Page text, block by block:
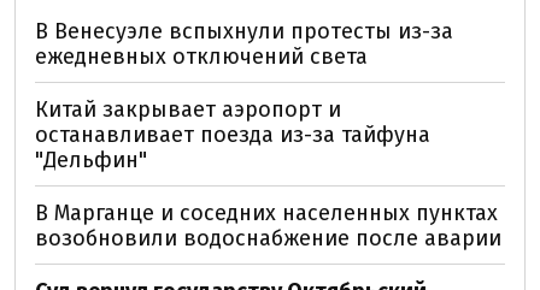
В Венесуэле вспыхнули протесты из-за
ежедневных отключений света
Китай закрывает аэропорт и
останавливает поезда из-за тайфуна
"Дельфин"
В Марганце и соседних населенных пунктах
возобновили водоснабжение после аварии